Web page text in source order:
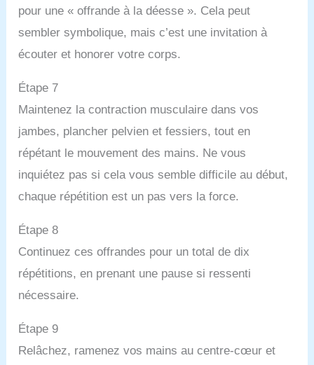
pour une « offrande à la déesse ». Cela peut
sembler symbolique, mais c’est une invitation à
écouter et honorer votre corps.
Étape 7
Maintenez la contraction musculaire dans vos
jambes, plancher pelvien et fessiers, tout en
répétant le mouvement des mains. Ne vous
inquiétez pas si cela vous semble difficile au début,
chaque répétition est un pas vers la force.
Étape 8
Continuez ces offrandes pour un total de dix
répétitions, en prenant une pause si ressenti
nécessaire.
Étape 9
Relâchez, ramenez vos mains au centre-cœur et